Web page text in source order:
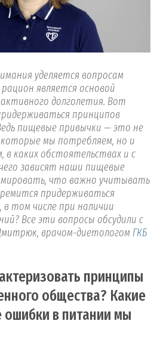
уделяется вопросам
является основой
долголетия. Вот
принципов
пищевые привычки — это не
мы потребляем, но и
в каких обстоятельствах и с
зависят наши пищевые
что важно учитывать
придерживаться
том числе при наличии
Все эти вопросы обсудили с
врачом-диетологом ГКБ
принципы
общества? Какие
в питании мы